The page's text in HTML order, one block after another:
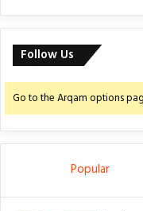
Follow Us
Go to the Arqam options
Popular